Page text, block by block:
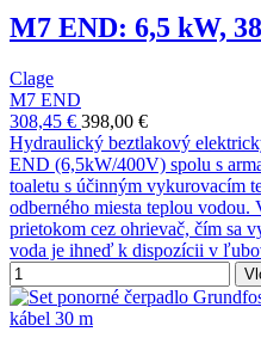
M7 END: 6,5 kW,
Clage
M7 END
308,45 € 398,00 €
Hydraulický beztlakový
END (6,5kW/400V) spolu s
toaletu s účinným vykurovacím
odberného miesta teplou vodou.
prietokom cez ohrievač, čím sa
voda je ihneď k dispozícii v